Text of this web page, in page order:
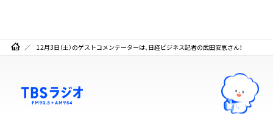
12月3日（土）のゲストコメンテーターは、日経ビジネス記者の武田安恵さん！